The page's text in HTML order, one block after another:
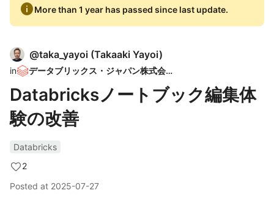
infoMore than 1 year has passed since last update.
@taka_yayoi (Takaaki Yayoi)
in データブリックス・ジャパン株式会社
Databricksノートブック編集体
験の改善
Databricks
2
Posted at 2025-07-27